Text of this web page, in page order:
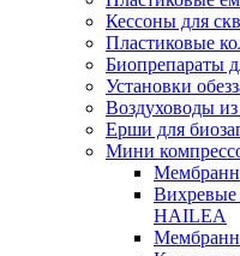
Кессоны для
Пластиковые
Биопрепараты
Установки
Воздуховоды
Ерши для
Мини
Вихревые
HAILEA